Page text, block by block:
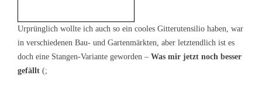
Urprünglich wollte ich auch so ein cooles Gitterutensilio haben, war
in verschiedenen Bau- und Gartenmärkten, aber letztendlich ist es
doch eine Stangen-Variante geworden – Was mir jetzt noch besser
gefällt (;